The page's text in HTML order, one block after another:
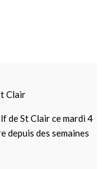
Clair
de St Clair ce mardi 4
depuis des semaines